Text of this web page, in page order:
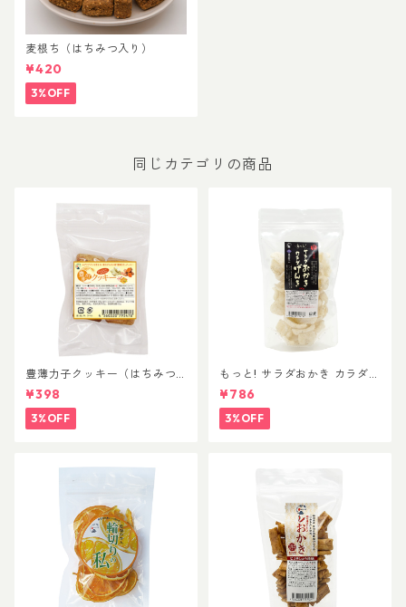
麦根ち（はちみつ入り）
¥420
3%OFF
同じカテゴリの商品
豊薄力子クッキー（はちみつ
入り）ジンジャー＋ウコン_6
個入
¥398
3%OFF
もっと! サラダおかき カラダげ
んき(ファミリーサイズ)
¥786
3%OFF